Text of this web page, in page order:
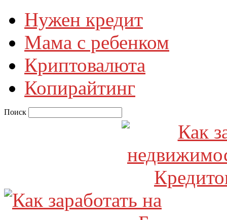
Нужен кредит
Мама с ребенком
Криптовалюта
Копирайтинг
Поиск